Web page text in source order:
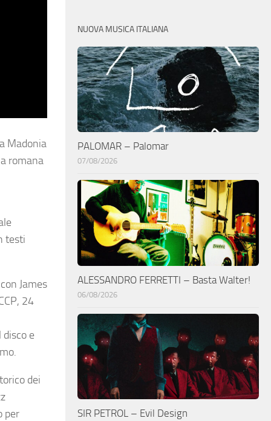
Madonia
romana
testi
James
24
e
dei
per
NUOVA MUSICA ITALIANA
PALOMAR – Palomar
07/08/2026
ALESSANDRO FERRETTI – Basta Walter!
06/08/2026
SIR PETROL – Evil Design